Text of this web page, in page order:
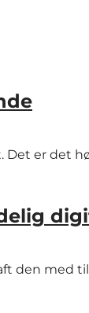
er det
den med